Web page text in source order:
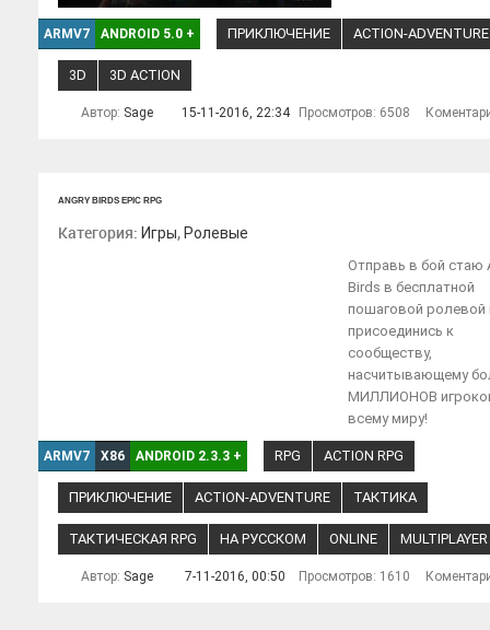
ARMV7 ANDROID 5.0 + ПРИКЛЮЧЕНИЕ ACTION-ADVENTURE
3D 3D ACTION
Автор: Sage 15-11-2016, 22:34 Просмотров: 6508
ANGRY BIRDS EPIC RPG
Категория: Игры, Ролевые
Отправь в бой стаю
Birds в бесплатной
пошаговой ролевой
присоединись к
сообществу,
насчитывающему
МИЛЛИОНОВ
всему миру!
ARMV7 X86 ANDROID 2.3.3 + RPG ACTION RPG
ПРИКЛЮЧЕНИЕ ACTION-ADVENTURE ТАКТИКА
ТАКТИЧЕСКАЯ RPG НА РУССКОМ ONLINE MULTIPLAYER
Автор: Sage 7-11-2016, 00:50 Просмотров: 1610